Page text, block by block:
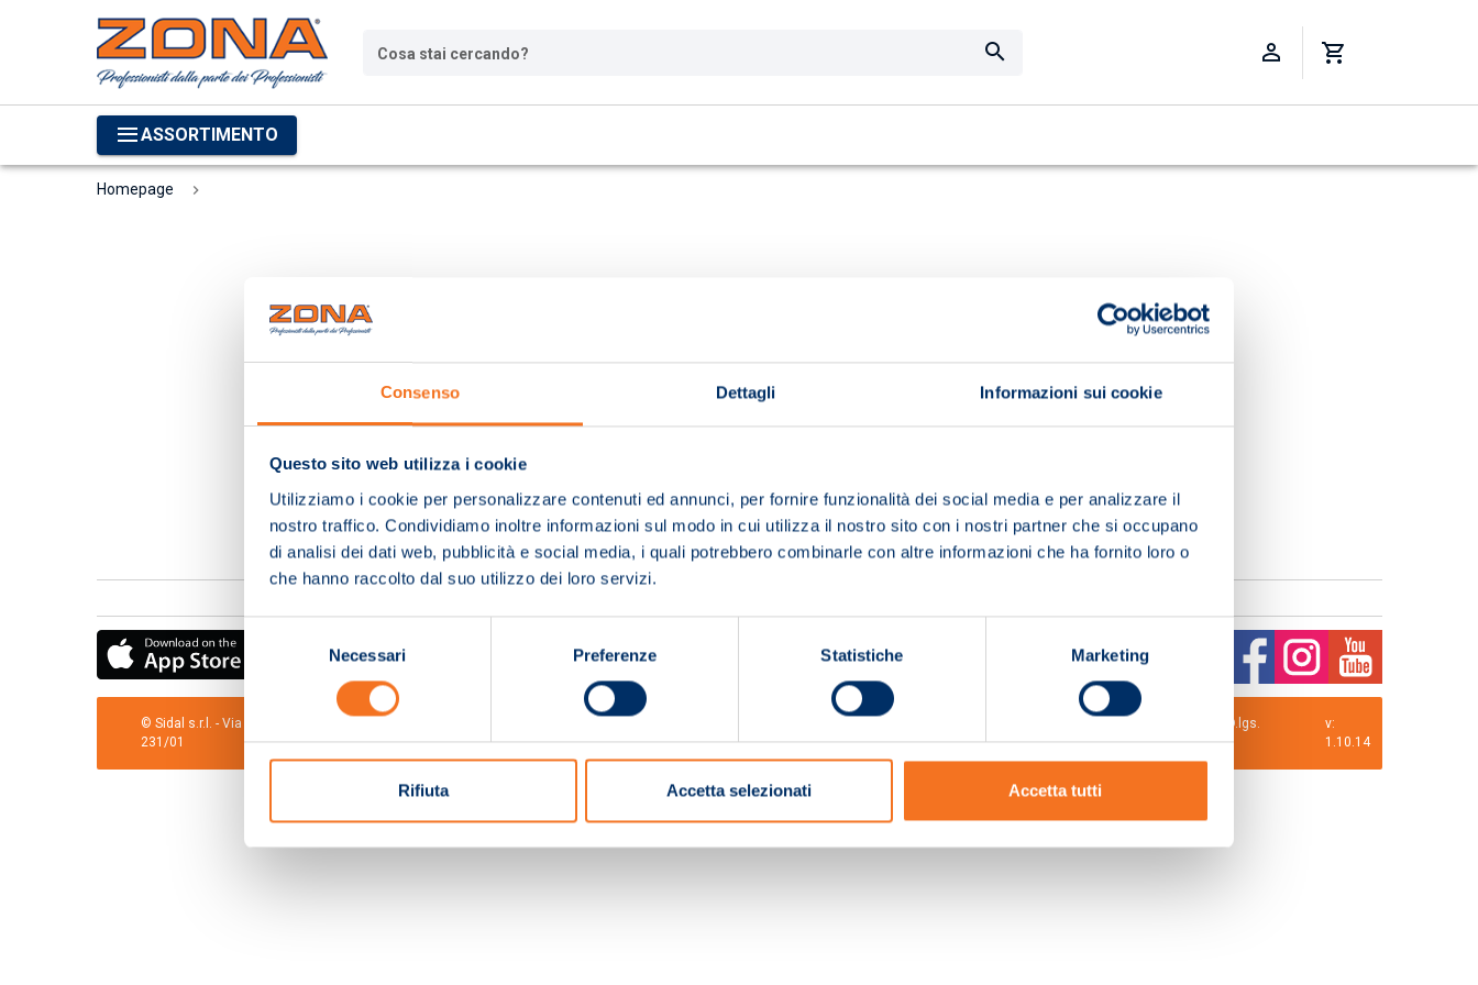
Consenso Dettagli Informazioni sui cookie
Questo sito web utilizza i cookie
Utilizziamo i cookie per personalizzare contenuti ed annunci, per fornire funzionalità dei social media e per analizzare il
nostro traffico. Condividiamo inoltre informazioni sul modo in cui utilizza il nostro sito con i nostri partner che si occupano
di analisi dei dati web, pubblicità e social media, i quali potrebbero combinarle con altre informazioni che ha fornito loro o
che hanno raccolto dal suo utilizzo dei loro servizi.
Selezione
consenso
Necessari Preferenze Statistiche Marketing
Rifiuta Accetta selezionati Accetta tutti
Cosa stai cercando?
ASSORTIMENTO
Homepage
© Sidal s.r.l. - Via S.Agostino,50, 51100 Pistoia - Cod.Fisc. e Registro Imprese Pistoia 01680210505 – R.E.A. n.155974 - Cap.Soc. € 2.000.000,00 i.v. La Società adotta il Codice Etico D.lgs.
231/01
v:
1.10.14